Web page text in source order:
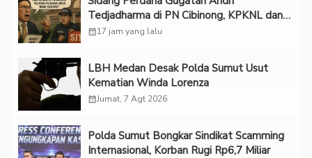
Tedjadharma di PN Cibinong, KPKNL dan
PUPN Mangkir
calendar_month17 jam yang lalu
LBH Medan Desak Polda Sumut Usut
Kematian Winda Lorenza
calendar_monthJumat, 7 Agt 2026
Polda Sumut Bongkar Sindikat Scamming
Internasional, Korban Rugi Rp6,7 Miliar